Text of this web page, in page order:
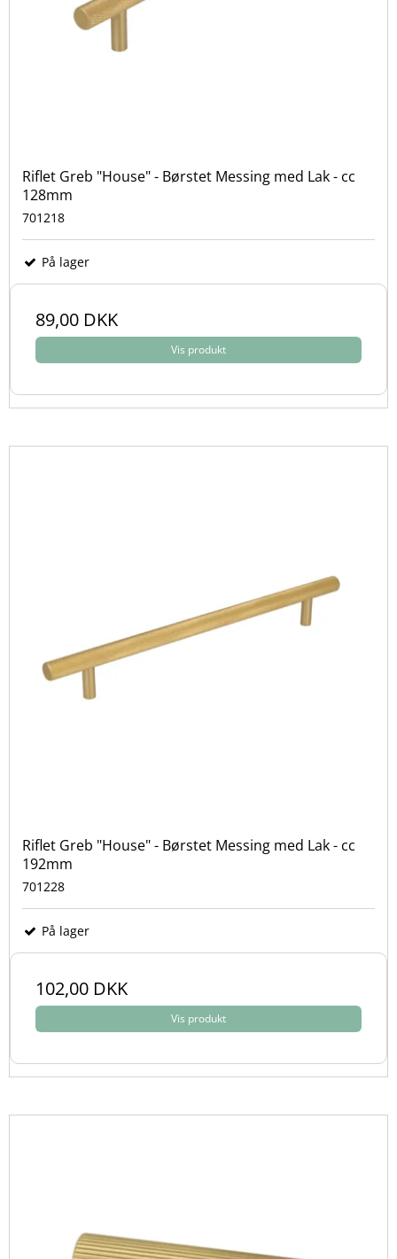
Riflet Greb "House" - Børstet Messing med Lak - cc
128mm
701218
På lager
89,00 DKK
Vis produkt
Riflet Greb "House" - Børstet Messing med Lak - cc
192mm
701228
På lager
102,00 DKK
Vis produkt